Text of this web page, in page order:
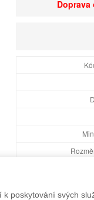
Doprava
k poskytování svých